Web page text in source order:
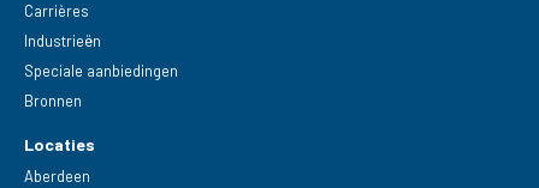
Carrières
Industrieën
Speciale aanbiedingen
Bronnen
Locaties
Aberdeen